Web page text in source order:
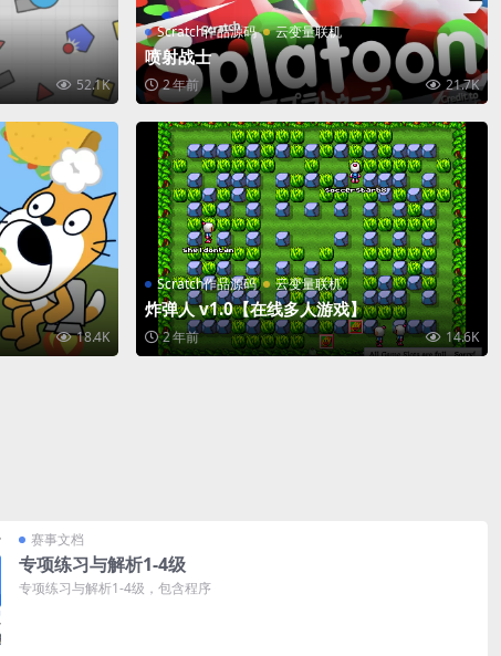
52.1K
Scratch作品源码 云变量联机
喷射战士
2 年前 21.7K
18.4K
Scratch作品源码 云变量联机
炸弹人 v1.0【在线多人游戏】
2 年前 14.6K
赛事文档
专项练习与解析1-4级
专项练习与解析1-4级，包含程序